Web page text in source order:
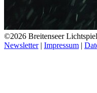
©2026 Breitenseer
Newsletter| Impressum |